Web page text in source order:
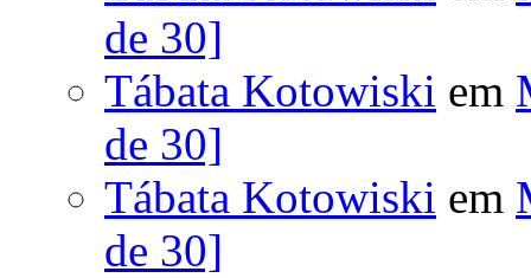
de 30]
Tábata Kotowiski em
de 30]
Tábata Kotowiski em
de 30]